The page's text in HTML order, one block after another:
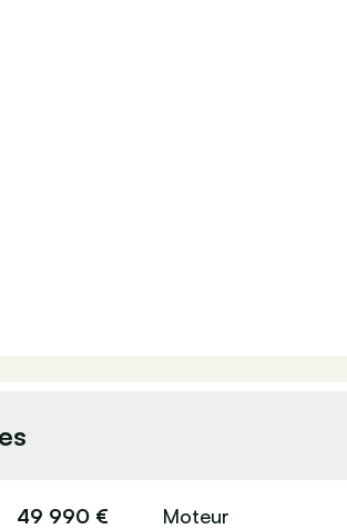
49 990 € Moteur